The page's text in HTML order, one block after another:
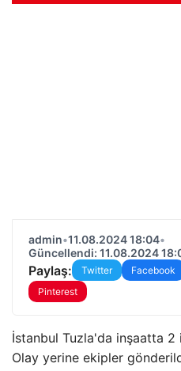
admin•11.08.2024 18:04•
Güncellendi: 11.08.2024
Paylaş: Twitter Facebook
Pinterest
İstanbul Tuzla'da inşaatta 2
Olay yerine ekipler